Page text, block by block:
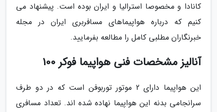
کانادا و مخصوصا استرالیا و ایران بوده است. پیشنهاد می
کنیم که درباره هواپیماهای مسافربری ایران در مجله
خبرنگاران مطلبی کامل را مطالعه بفرمایید.
آنالیز مشخصات فنی هواپیما فوکر 100
این هواپیما دارای 2 موتور توربوفن است که در دو طرف
سرانجامی بدنه این هواپیما نهاده شده اند. تعداد مسافری